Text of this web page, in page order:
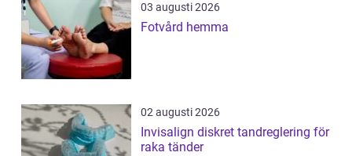
03 augusti 2026
Fotvård hemma
02 augusti 2026
Invisalign diskret tandreglering för
raka tänder